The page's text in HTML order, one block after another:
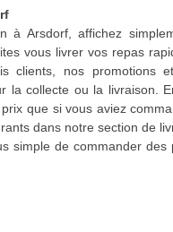
à Arsdorf, affichez
vous livrer vos repas
clients, nos promotions
la collecte ou la livraison.
que si vous aviez
dans notre section de
simple de commander des